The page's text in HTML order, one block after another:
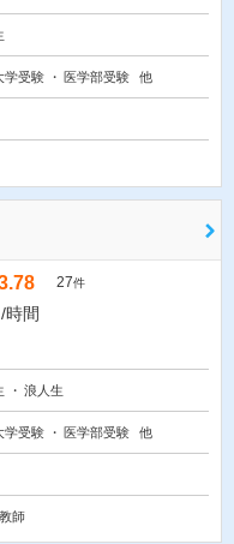
学受験 医学部受験 他
27件
時間
浪人生
学受験 医学部受験 他
師